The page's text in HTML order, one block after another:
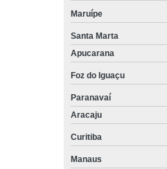
Maruípe
Santa Marta
Apucarana
Foz do Iguaçu
Paranavaí
Aracaju
Curitiba
Manaus